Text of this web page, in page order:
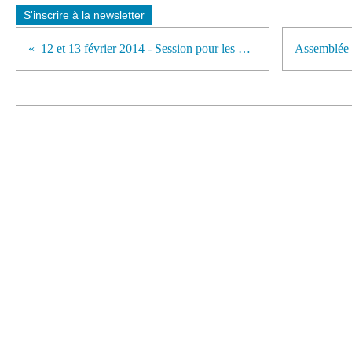
S'inscrire à la newsletter
12 et 13 février 2014 - Session pour les prêtres à Lourdes